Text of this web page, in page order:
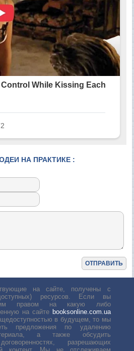
НА ПРАКТИКЕ :
на сайте, получены с
ресурсов. Если вы
правом на какую либо
на сайте booksonline.com.ua
в будущем, то мы
предложения по удалению
а также обсудить
разрешающих
контент. Мы не отслеживаем